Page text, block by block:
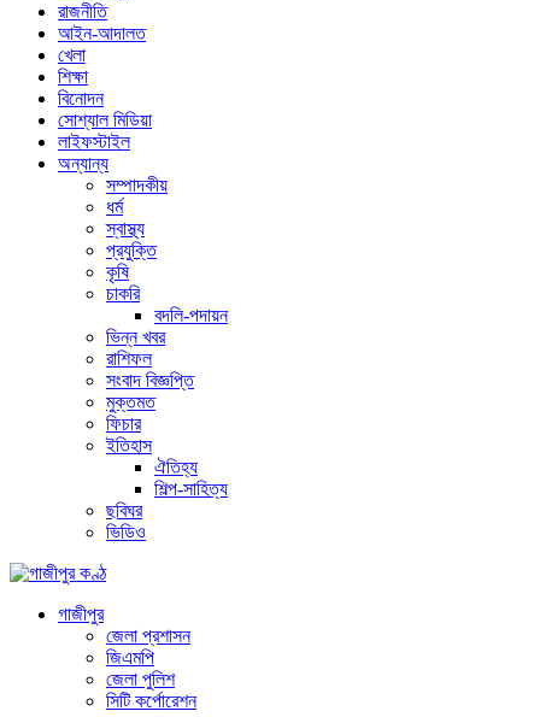
রাজনীতি
আইন-আদালত
খেলা
শিক্ষা
বিনোদন
সোশ্যাল মিডিয়া
লাইফস্টাইল
অন্যান্য
সম্পাদকীয়
ধর্ম
স্বাস্থ্য
প্রযুক্তি
কৃষি
চাকরি
বদলি-পদায়ন
ভিন্ন খবর
রাশিফল
সংবাদ বিজ্ঞপ্তি
মুক্তমত
ফিচার
ইতিহাস
ঐতিহ্য
শিল্প-সাহিত্য
ছবিঘর
ভিডিও
গাজীপুর
জেলা প্রশাসন
জিএমপি
জেলা পুলিশ
সিটি কর্পোরেশন